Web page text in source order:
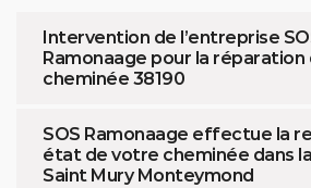
Intervention de l’entreprise
Ramonaage pour la réparation
cheminée 38190
SOS Ramonaage effectue la
état de votre cheminée dans
Saint Mury Monteymond